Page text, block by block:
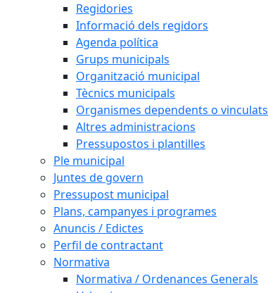
Regidories
Informació dels regidors
Agenda política
Grups municipals
Organització municipal
Tècnics municipals
Organismes dependents o vinculats
Altres administracions
Pressupostos i plantilles
Ple municipal
Juntes de govern
Pressupost municipal
Plans, campanyes i programes
Anuncis / Edictes
Perfil de contractant
Normativa
Normativa / Ordenances Generals